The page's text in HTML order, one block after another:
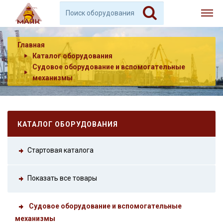
Главная
Каталог оборудования
Судовое оборудование и вспомогательные
механизмы
КАТАЛОГ ОБОРУДОВАНИЯ
Стартовая каталога
Показать все товары
Судовое оборудование и вспомогательные
механизмы